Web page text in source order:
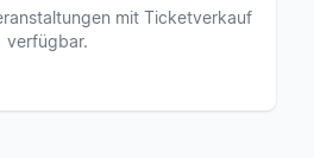
mit Ticketverkauf
verfügbar.